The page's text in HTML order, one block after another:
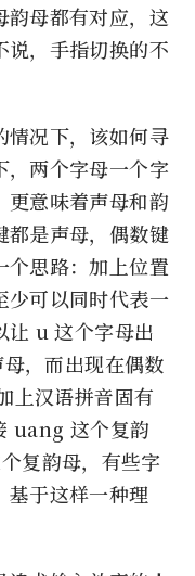
韵母都有对应，这
说，手指切换的不
情况下，该如何寻
，两个字母一个字
更意味着声母和韵
都是声母，偶数键
个思路：加上位置
少可以同时代表一
让 u 这个字母出
，而出现在偶数
上汉语拼音固有
uang 这个复韵
复韵母，有些字
基于这样一种理